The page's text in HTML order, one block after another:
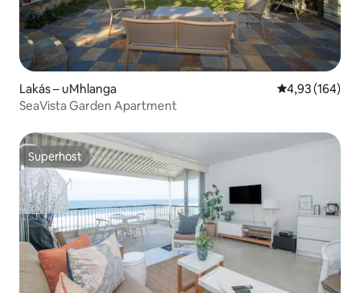
Lakás – uMhlanga Átlagos
4,93 (164)
SeaVista Garden Apartment
Superhost
Superhost